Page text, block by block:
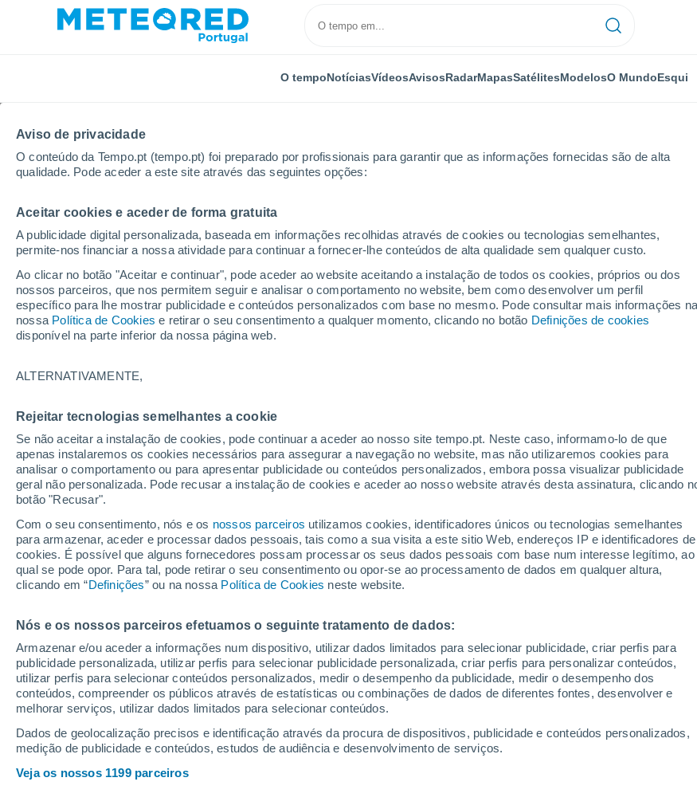
Aviso de privacidade
O conteúdo da Tempo.pt (tempo.pt) foi preparado por profissionais para garantir que as informações fornecidas são de alta
qualidade. Pode aceder a este site através das seguintes opções:
Aceitar cookies e aceder de forma gratuita
A publicidade digital personalizada, baseada em informações recolhidas através de cookies ou tecnologias semelhantes,
permite-nos financiar a nossa atividade para continuar a fornecer-lhe conteúdos de alta qualidade sem qualquer custo.
Ao clicar no botão "Aceitar e continuar", pode aceder ao website aceitando a instalação de todos os cookies, próprios ou dos
nossos parceiros, que nos permitem seguir e analisar o comportamento no website, bem como desenvolver um perfil
específico para lhe mostrar publicidade e conteúdos personalizados com base no mesmo. Pode consultar mais informações na
nossa Política de Cookies e retirar o seu consentimento a qualquer momento, clicando no botão Definições de cookies
disponível na parte inferior da nossa página web.
ALTERNATIVAMENTE,
Rejeitar tecnologias semelhantes a cookie
Se não aceitar a instalação de cookies, pode continuar a aceder ao nosso site tempo.pt. Neste caso, informamo-lo de que
apenas instalaremos os cookies necessários para assegurar a navegação no website, mas não utilizaremos cookies para
analisar o comportamento ou para apresentar publicidade ou conteúdos personalizados, embora possa visualizar publicidade
geral não personalizada. Pode recusar a instalação de cookies e aceder ao nosso website através desta assinatura, clicando
botão "Recusar".
Com o seu consentimento, nós e os nossos parceiros utilizamos cookies, identificadores únicos ou tecnologias semelhantes
para armazenar, aceder e processar dados pessoais, tais como a sua visita a este sitio Web, endereços IP e identificadores de
cookies. É possível que alguns fornecedores possam processar os seus dados pessoais com base num interesse legítimo, ao
qual se pode opor. Para tal, pode retirar o seu consentimento ou opor-se ao processamento de dados em qualquer altura,
clicando em “Definições” ou na nossa Política de Cookies neste website.
Nós e os nossos parceiros efetuamos o seguinte tratamento de dados:
Armazenar e/ou aceder a informações num dispositivo, utilizar dados limitados para selecionar publicidade, criar perfis para
publicidade personalizada, utilizar perfis para selecionar publicidade personalizada, criar perfis para personalizar conteúdos,
utilizar perfis para selecionar conteúdos personalizados, medir o desempenho da publicidade, medir o desempenho dos
conteúdos, compreender os públicos através de estatísticas ou combinações de dados de diferentes fontes, desenvolver e
melhorar serviços, utilizar dados limitados para selecionar conteúdos.
Dados de geolocalização precisos e identificação através da procura de dispositivos, publicidade e conteúdos personalizados,
medição de publicidade e conteúdos, estudos de audiência e desenvolvimento de serviços.
Veja os nossos 1199 parceiros
O tempoNotíciasVídeosAvisosRadarMapasSatélitesModelosO MundoEsqui
Início Sobre nós Equipa João Cunha
João Cunha
Editor/Jornalista -45 artigos
Jornalista amazonense, graduado em Comunicação Social pelaUniversidade Federal do Pará (UFPA) e mestre
Nova de Lisboa(UNL). João escreve sobre temas relacionados com o meio ambiente, sustentabilidade,
(FAS).
Venceu o Prémio Paraense de Jornalismo e Direitos Humanos (2016) na categoria “jornalismo
Artigos de João Cunha
McDonald’s preserva estrada romana com mais de 2 mil anos e transforma
Descoberta arqueológica durante as obras de uma unidade do McDonald’s
um antigo trecho da Via Ápia, hoje integrado no restaurante e aberto
Pela primeira vez, cientistas registam a formação de um novo fundo oceânico
Observatório instalado no Oceano Índico capturou a abertura da crosta
nascimento de uma nova porção do fundo oceânico após terramotos.